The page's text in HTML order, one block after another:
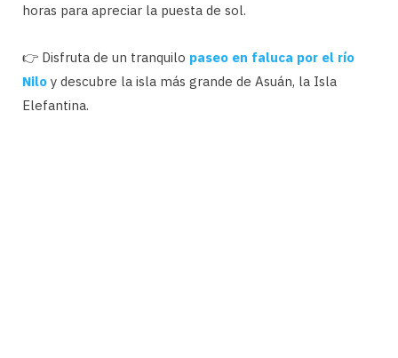
horas para apreciar la puesta de sol.
👉 Disfruta de un tranquilo paseo en faluca por el río
Nilo y descubre la isla más grande de Asuán, la Isla
Elefantina.